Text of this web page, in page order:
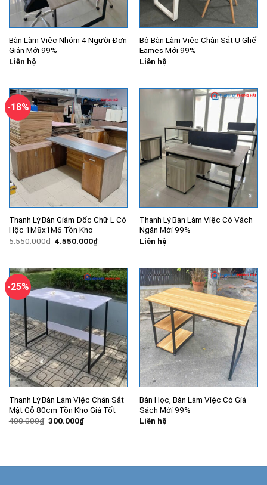
Bàn Làm Việc Nhóm 4 Người Đơn
Giản Mới 99%
Liên hệ
Bộ Bàn Làm Việc Chân Sắt U Ghế
Eames Mới 99%
Liên hệ
-18%
Thanh Lý Bàn Giám Đốc Chữ L Có
Hộc 1M8x1M6 Tồn Kho
5.550.000₫ Giá
4.550.000₫Giá
hiện
4.550.000₫.
Thanh Lý Bàn Làm Việc Có Vách
Ngăn Mới 99%
Liên hệ
-25%
Thanh Lý Bàn Làm Việc Chân Sắt
Mặt Gỗ 80cm Tồn Kho Giá Tốt
400.000₫ Giá
300.000₫Giá
hiện
Bàn Học, Bàn Làm Việc Có Giá
Sách Mới 99%
Liên hệ